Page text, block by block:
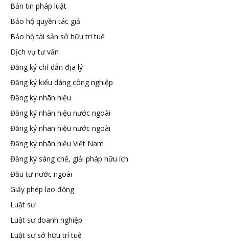
tuệBản tin pháp luật
Bảo hộ quyền tác giả
Bảo hộ tài sản sở hữu trí tuệ
Dịch vụ tư vấn
Đăng ký chỉ dẫn địa lý
Đăng ký kiểu dáng công nghiệp
Đăng ký nhãn hiệu
Đăng ký nhãn hiệu nước ngoài
Đăng ký nhãn hiệu nước ngoài
Đăng ký nhãn hiệu Việt Nam
Đăng ký sáng chế, giải pháp hữu ích
Đầu tư nước ngoài
Giấy phép lao động
Luật sư
Luật sư doanh nghiệp
Luật sư sở hữu trí tuệ